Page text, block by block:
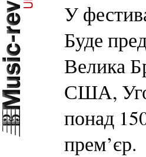
У
Буде
Велика
США,
понад
прем’єр.